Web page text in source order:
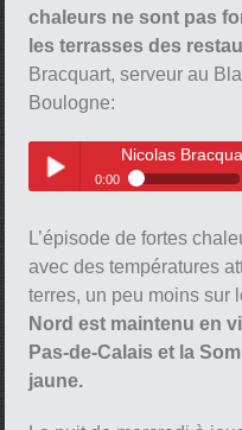
chaleurs ne sont pas
les terrasses des
Bracquart, serveur au
Boulogne:
Play /
Nicolas
0:00
L’épisode de fortes
avec des températures
terres, un peu moins sur
Nord est maintenu en
Pas-de-Calais et la
jaune.